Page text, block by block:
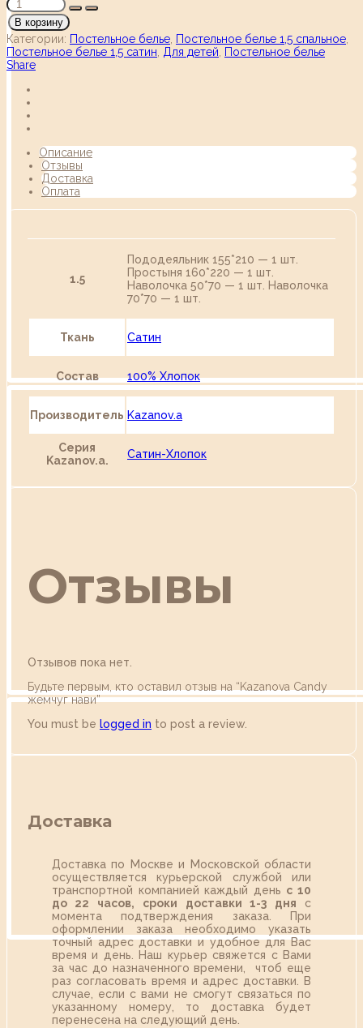
В корзину
Категории: Постельное белье Постельное белье 1,5 спальное
Постельное белье 1,5 сатин
Для детей
Постельное белье
Share
Описание
Отзывы
Доставка
Оплата
1.5
Пододеяльник 155*210 — 1 шт.
Простыня 160*220 — 1 шт.
Наволочка 50*70 — 1 шт. Наволочка
70*70 — 1 шт.
Ткань Сатин
Состав 100% Хлопок
Производитель Kazanov.a
Серия
Kazanov.a.
Сатин-Хлопок
Отзывы
Отзывов пока нет.
Будьте первым, кто оставил отзыв на “Kazanova Сandy
жемчуг нави”
You must be logged in to post a review.
Доставка
Доставка по Москве и Московской области
осуществляется курьерской службой или
транспортной компанией каждый день с 10
до 22 часов,
сроки доставки 1-3 дня с
момента подтверждения заказа. При
оформлении заказа необходимо указать
точный адрес доставки и удобное для Вас
время и день. Наш курьер свяжется с Вами
за час до назначенного времени, чтоб еще
раз согласовать время и адрес доставки. В
случае, если с вами не смогут связаться по
указанному номеру, то доставка будет
перенесена на следующий день.